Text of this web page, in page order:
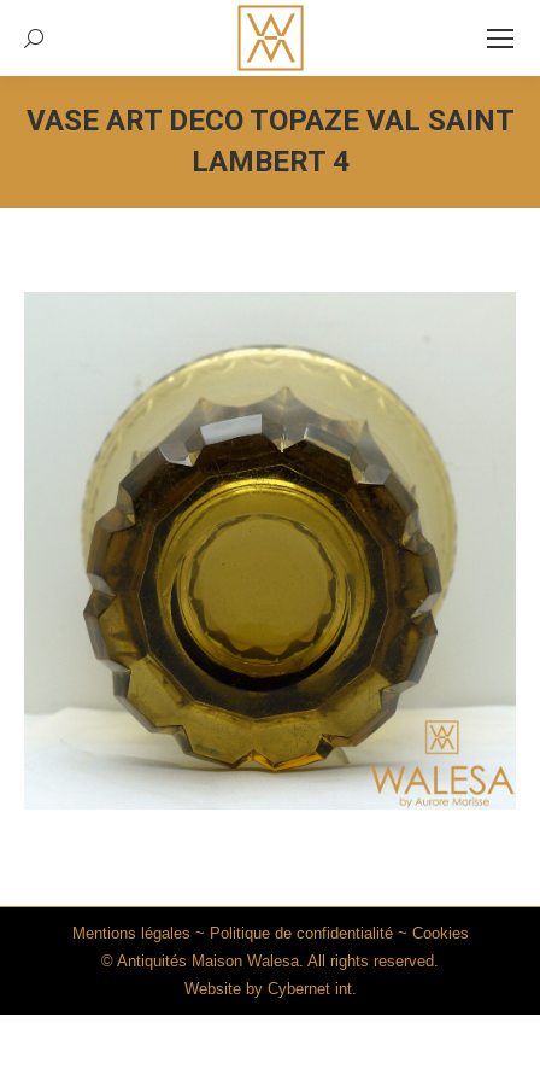
Recherche:
VASE ART DECO TOPAZE VAL SAINT
LAMBERT 4
Vous êtes ici :
Mentions légales ~ Politique de confidentialité~ Cookies
© Antiquités Maison Walesa. All rights reserved.
Website by Cybernet int.